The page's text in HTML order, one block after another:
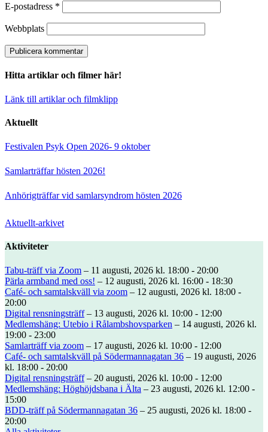
E-postadress *
Webbplats
Hitta artiklar och filmer här!
Länk till artiklar och filmklipp
Aktuellt
Festivalen Psyk Open 2026- 9 oktober
Samlarträffar hösten 2026!
Anhörigträffar vid samlarsyndrom hösten 2026
Aktuellt-arkivet
Aktiviteter
Tabu-träff via Zoom – 11 augusti, 2026 kl. 18:00 - 20:00
Pärla armband med oss! – 12 augusti, 2026 kl. 16:00 - 18:30
Café- och samtalskväll via zoom – 12 augusti, 2026 kl. 18:00 -
20:00
Digital rensningsträff– 13 augusti, 2026 kl. 10:00 - 12:00
Medlemshäng: Utebio i Rålambshovsparken – 14 augusti, 2026 kl.
19:00 - 23:00
Samlarträff via zoom – 17 augusti, 2026 kl. 10:00 - 12:00
Café- och samtalskväll på Södermannagatan 36 – 19 augusti, 2026
kl. 18:00 - 20:00
Digital rensningsträff– 20 augusti, 2026 kl. 10:00 - 12:00
Medlemshäng: Höghöjdsbana i Älta – 23 augusti, 2026 kl. 12:00 -
15:00
BDD-träff på Södermannagatan 36 – 25 augusti, 2026 kl. 18:00 -
20:00